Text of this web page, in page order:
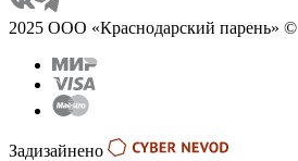
2025 ООО «Краснодарский парень» ©
Задизайнено